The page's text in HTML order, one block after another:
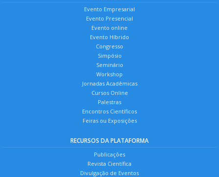
Evento Empresarial
Evento Presencial
Evento online
Evento Híbrido
Congresso
Simpósio
Seminário
Workshop
Jornadas Acadêmicas
Cursos Online
Palestras
Encontros Científicos
Feiras ou Exposições
RECURSOS DA PLATAFORMA
Publicações
Revista Científica
Divulgação de Eventos